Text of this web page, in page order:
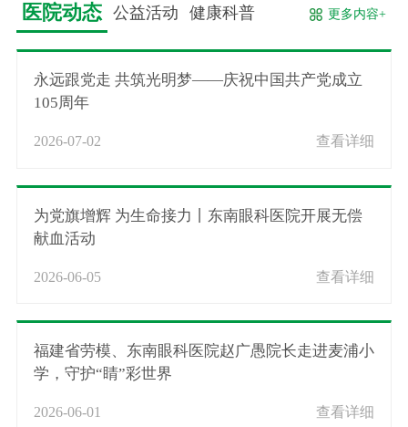
医院动态 公益活动 健康科普 更多内容+
永远跟党走 共筑光明梦——庆祝中国共产党成立
105周年
2026-07-02 查看详细
为党旗增辉 为生命接力丨东南眼科医院开展无偿
献血活动
2026-06-05 查看详细
福建省劳模、东南眼科医院赵广愚院长走进麦浦小
学，守护“睛”彩世界
2026-06-01 查看详细